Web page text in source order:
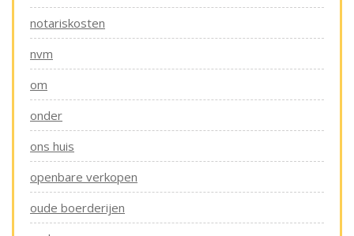
notariskosten
nvm
om
onder
ons huis
openbare verkopen
oude boerderijen